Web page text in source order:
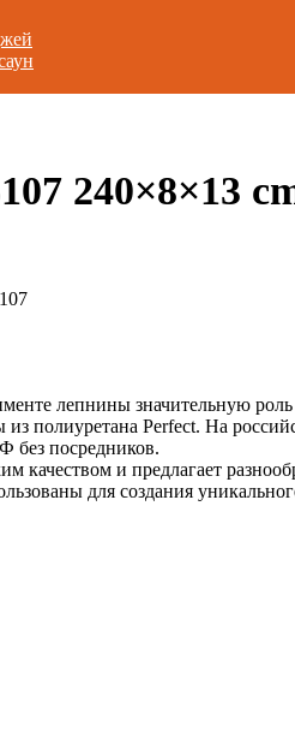
240×8×13
лепнины значительную
полиуретана Perfect. На
без посредников.
качеством и предлагает
для создания